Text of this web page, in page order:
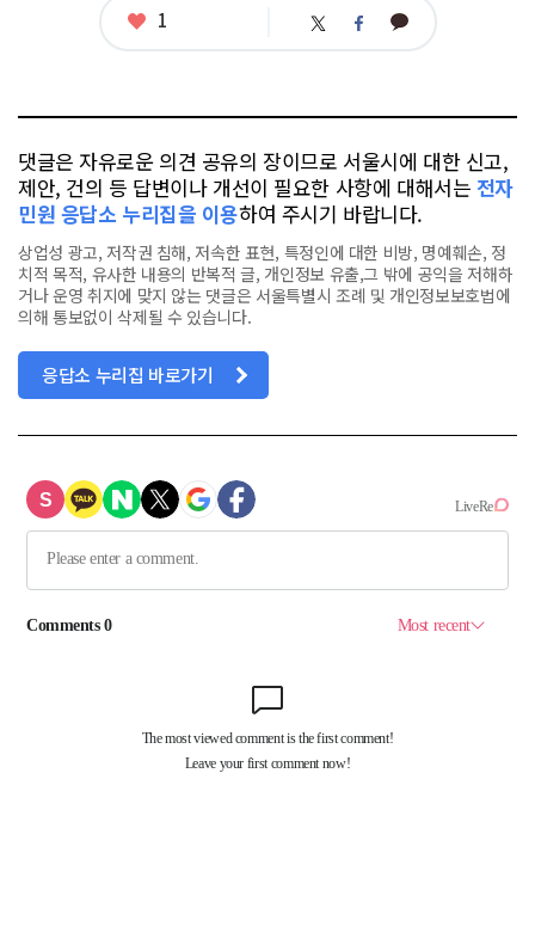
좋1 트 페 카
댓글은 자유로운 의견 공유의 장이므로 서울시에 대한 신고,
제안, 건의 등 답변이나 개선이 필요한 사항에 대해서는 전자
민원 응답소 누리집을 이용하여 주시기 바랍니다.
상업성 광고, 저작권 침해, 저속한 표현, 특정인에 대한 비방, 명예훼손, 정
치적 목적, 유사한 내용의 반복적 글, 개인정보 유출,그 밖에 공익을 저해하
거나 운영 취지에 맞지 않는 댓글은 서울특별시 조례 및 개인정보보호법에
의해 통보없이 삭제될 수 있습니다.
응답소 누리집 바로가기